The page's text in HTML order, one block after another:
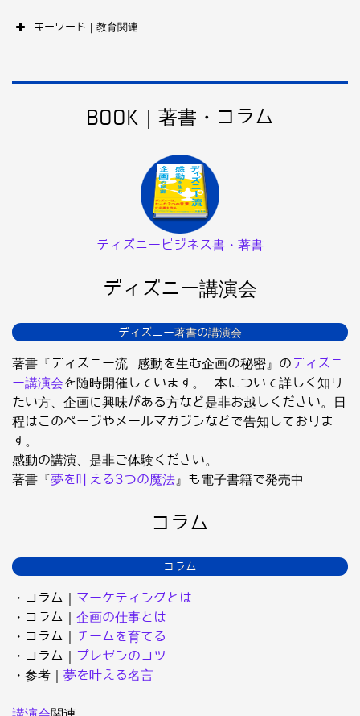
キーワード｜教育関連
BOOK｜著書・コラム
ディズニービジネス書・著書
ディズニー講演会
ディズニー著書の講演会
著書『ディズニー流 感動を生む企画の秘密』のディズニ
ー講演会を随時開催しています。 本について詳しく知り
たい方、企画に興味がある方など是非お越しください。日
程はこのページやメールマガジンなどで告知しておりま
す。
感動の講演、是非ご体験ください。
著書『夢を叶える3つの魔法 』も電子書籍で発売中
コラム
コラム
・コラム｜ マーケティングとは
・コラム｜ 企画の仕事とは
・コラム｜ チームを育てる
・コラム｜ プレゼンのコツ
・参考｜ 夢を叶える名言